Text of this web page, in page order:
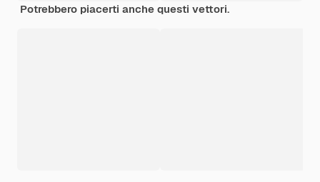
Potrebbero piacerti anche questi vettori.